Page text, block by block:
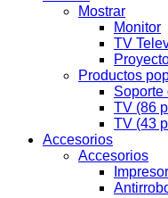
Mostrar
Monitor
TV
Productos
Soporte
TV (86
TV (43
Accesorios
Accesorios